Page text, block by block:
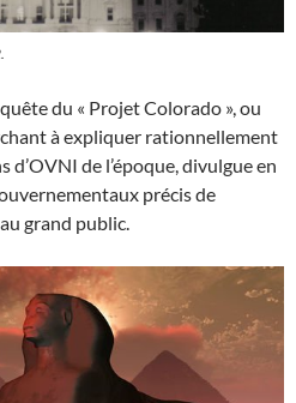
du « Projet Colorado », ou
à expliquer rationnellement
de l’époque, divulgue en
précis de
grand public.